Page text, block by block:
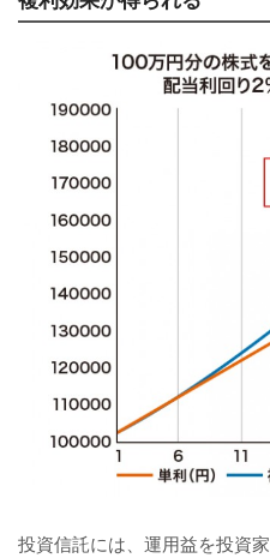
投資信託には、運用益を投資